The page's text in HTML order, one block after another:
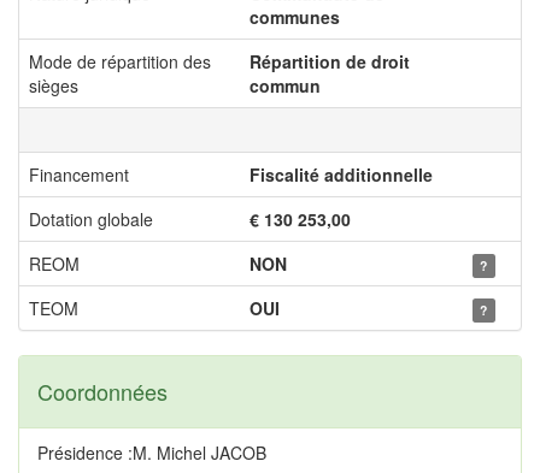
communes
Mode de répartition des
sièges
Répartition de droit
commun
Financement
Fiscalité additionnelle
Dotation globale
€ 130 253,00
REOM
NON ?
TEOM OUI ?
Coordonnées
Présidence :M. Michel JACOB